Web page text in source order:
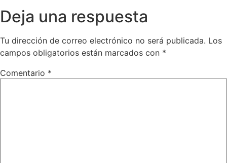
Deja una respuesta
Tu dirección de correo electrónico no será publicada. Los
campos obligatorios están marcados con *
Comentario *